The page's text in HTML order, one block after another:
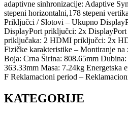
adaptivne sinhronizacije: Adaptive
stepeni horizontalni,178 stepeni
Priključci / Slotovi – Ukupno
DisplayPort priključci: 2x
priključaka: 2 HDMI priključci: 2x
Fizičke karakteristike – Montiranje
Boja: Crna Širina: 808.65mm
363.33mm Masa: 7.24kg Energetska
F Reklamacioni period –
KATEGORIJE